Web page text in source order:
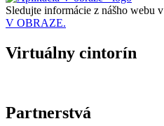
Sledujte informácie z nášho webu v
V OBRAZE.
Virtuálny cintorín
Partnerstvá